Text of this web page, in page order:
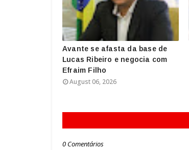
Avante se afasta da base de
Lucas Ribeiro e negocia com
Efraim Filho
August 06, 2026
0 Comentários